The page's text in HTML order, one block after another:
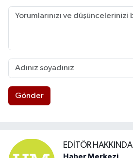
Gönder
EDITÖR HAKKINDA